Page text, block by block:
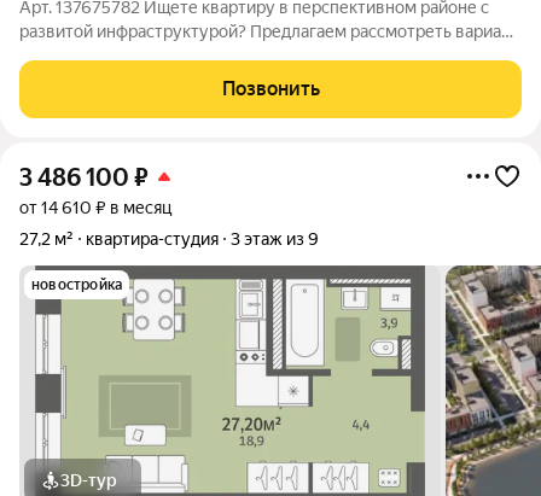
Арт. 137675782 Ищете квартиру в перспективном районе с
развитой инфраструктурой? Предлагаем рассмотреть вариант
Всего 20 минут на машине до
Позвонить
3 486 100 ₽
от 14 610 ₽ в месяц
27,2 м²
квартира-студия 3 этаж из 9
новостройка
3D-тур